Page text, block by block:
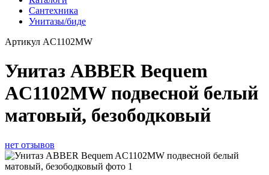
Сантехника
Унитазы/биде
Артикул AC1102MW
Унитаз ABBER Bequem
AC1102MW подвесной белый
матовый, безободковый
нет отзывов